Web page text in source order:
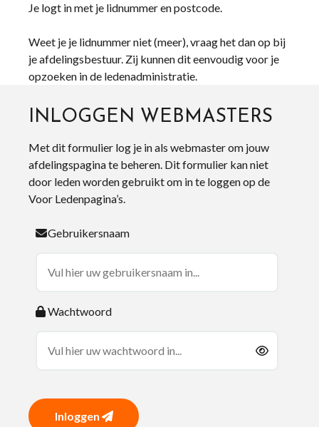
Je logt in met je lidnummer en postcode.
Weet je je lidnummer niet (meer), vraag het dan op bij
je afdelingsbestuur. Zij kunnen dit eenvoudig voor je
opzoeken in de ledenadministratie.
INLOGGEN WEBMASTERS
Met dit formulier log je in als webmaster om jouw
afdelingspagina te beheren. Dit formulier kan niet
door leden worden gebruikt om in te loggen op de
Voor Ledenpagina’s.
Gebruikersnaam
Wachtwoord
Inloggen